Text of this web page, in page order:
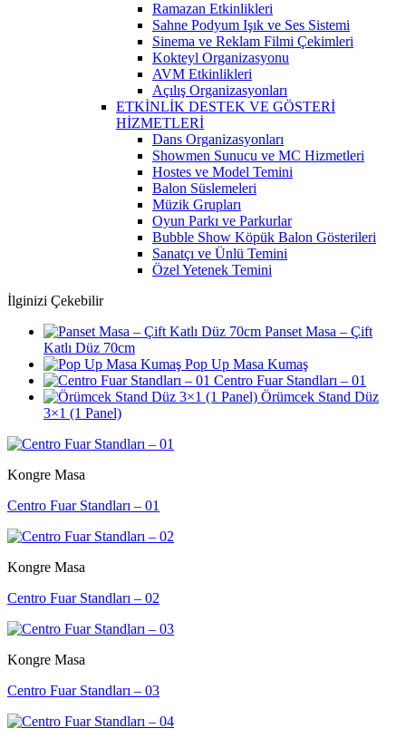
Ramazan Etkinlikleri
Sahne Podyum Işık ve Ses Sistemi
Sinema ve Reklam Filmi Çekimleri
Kokteyl Organizasyonu
AVM Etkinlikleri
Açılış Organizasyonları
ETKİNLİK DESTEK VE GÖSTERİ
HİZMETLERİ
Dans Organizasyonları
Showmen Sunucu ve MC Hizmetleri
Hostes ve Model Temini
Balon Süslemeleri
Müzik Grupları
Oyun Parkı ve Parkurlar
Bubble Show Köpük Balon Gösterileri
Sanatçı ve Ünlü Temini
Özel Yetenek Temini
İlginizi Çekebilir
Panset Masa – Çift
Katlı Düz 70cm
Pop Up Masa Kumaş
Centro Fuar Standları – 01
Örümcek Stand Düz
3×1 (1 Panel)
Kongre Masa
Centro Fuar Standları – 01
Kongre Masa
Centro Fuar Standları – 02
Kongre Masa
Centro Fuar Standları – 03